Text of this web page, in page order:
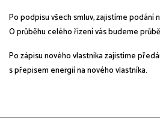
Po podpisu všech smluv, zajistíme podání
O průběhu celého řízení vás budeme
Po zápisu nového vlastníka zajistíme
s přepisem energií na nového vlastníka.